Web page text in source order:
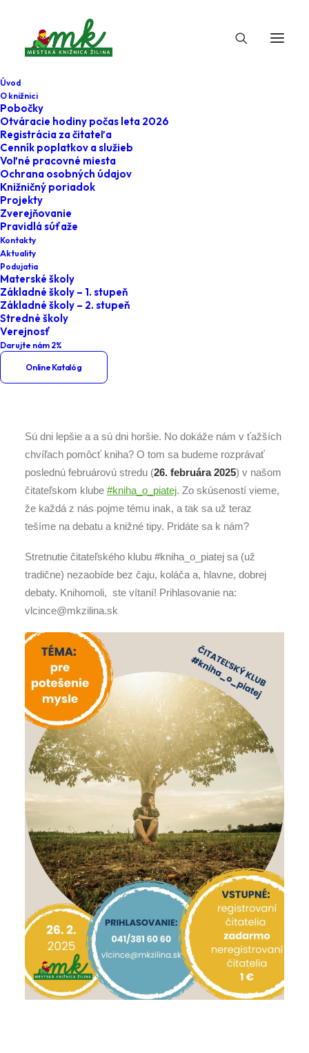
Úvod
O knižnici
Pobočky
Otváracie hodiny počas leta 2026
Registrácia za čitateľa
Cenník poplatkov a služieb
Voľné pracovné miesta
Ochrana osobných údajov
Knižničný poriadok
Projekty
Zverejňovanie
Pravidlá súťaže
Kontakty
Aktuality
Podujatia
Materské školy
Základné školy – 1. stupeň
Základné školy – 2. stupeň
Stredné školy
Verejnosť
Darujte nám 2%
Online Katalóg
Kniha o piatej - pre
Home
Podujatia
Kniha o piatej – pre potešenie
mysle
Sú dni lepšie a a sú dni horšie. No dokáže nám v ťažších
chvíľach pomôcť kniha? O tom sa budeme rozprávať
poslednú februárovú stredu (26. februára 2025) v našom
čitateľskom klube #kniha_o_piatej. Zo skúseností vieme,
že každá z nás pojme tému inak, a tak sa už teraz
tešíme na debatu a knižné tipy. Pridáte sa k nám?
Stretnutie čitateľského klubu #kniha_o_piatej sa (už
tradične) nezaobíde bez čaju, koláča a, hlavne, dobrej
debaty. Knihomoli, ste vítaní! Prihlasovanie na:
vlcince@mkzilina.sk